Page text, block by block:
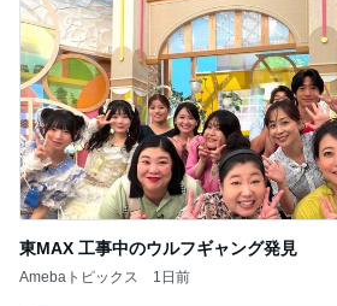
東MAX 工事中のウルフギャング発見
Amebaトピックス 1日前